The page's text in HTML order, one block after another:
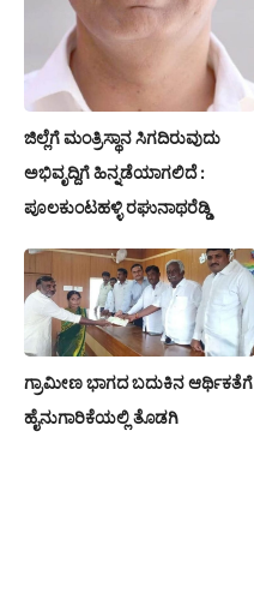
ಜಿಲ್ಲೆಗೆ ಮಂತ್ರಿಸ್ಥಾನ ಸಿಗದಿರುವುದು
ಅಭಿವೃದ್ದಿಗೆ ಹಿನ್ನಡೆಯಾಗಲಿದೆ :
ಪೂಲಕುಂಟಹಳ್ಳಿ ರಘುನಾಥರೆಡ್ಡಿ
ಗ್ರಾಮೀಣ ಭಾಗದ ಬದುಕಿನ ಆರ್ಥಿಕತೆಗೆ
ಹೈನುಗಾರಿಕೆಯಲ್ಲಿ ತೊಡಗಿ